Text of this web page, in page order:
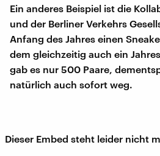
Ein anderes Beispiel ist die
und der Berliner Verkehrs
Anfang des Jahres einen
dem gleichzeitig auch ein
gab es nur 500 Paare,
natürlich auch sofort weg.
Dieser Embed steht leider nicht